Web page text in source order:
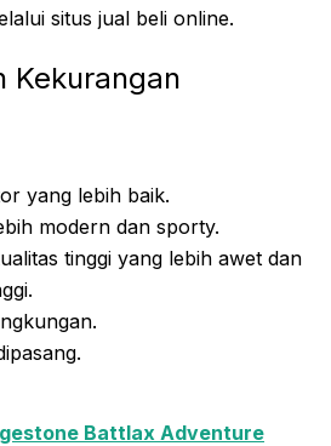
situs jual beli online.
Kekurangan
yang lebih baik.
modern dan sporty.
tinggi yang lebih awet dan
Battlax Adventure